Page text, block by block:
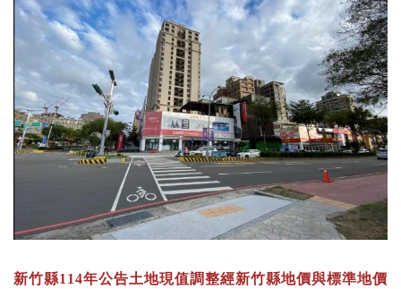
新竹縣114年公告土地現值調整經新竹縣地價與標準地價